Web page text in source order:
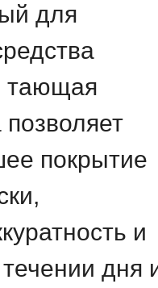
для
тающая
покрытие
и
дня